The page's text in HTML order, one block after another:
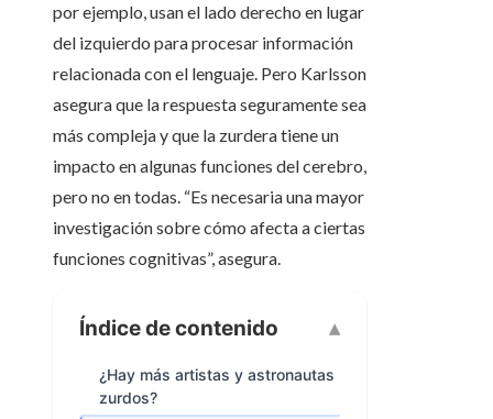
por ejemplo, usan el lado derecho en lugar
del izquierdo para procesar información
relacionada con el lenguaje. Pero Karlsson
asegura que la respuesta seguramente sea
más compleja y que la zurdera tiene un
impacto en algunas funciones del cerebro,
pero no en todas. “Es necesaria una mayor
investigación sobre cómo afecta a ciertas
funciones cognitivas”, asegura.
Índice de contenido
¿Hay más artistas y astronautas
zurdos?